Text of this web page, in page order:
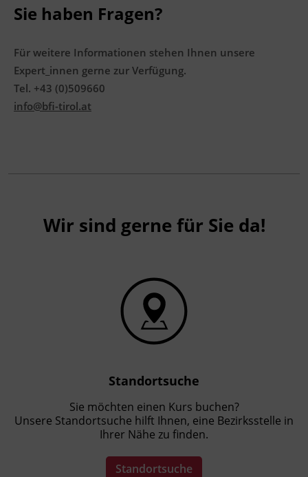
Sie haben Fragen?
Für weitere Informationen stehen Ihnen unsere
Expert_innen gerne zur Verfügung.
Tel. +43 (0)509660
info@bfi-tirol.at
Wir sind gerne für Sie da!
Standortsuche
Sie möchten einen Kurs buchen?
Unsere Standortsuche hilft Ihnen, eine Bezirksstelle in
Ihrer Nähe zu finden.
Standortsuche